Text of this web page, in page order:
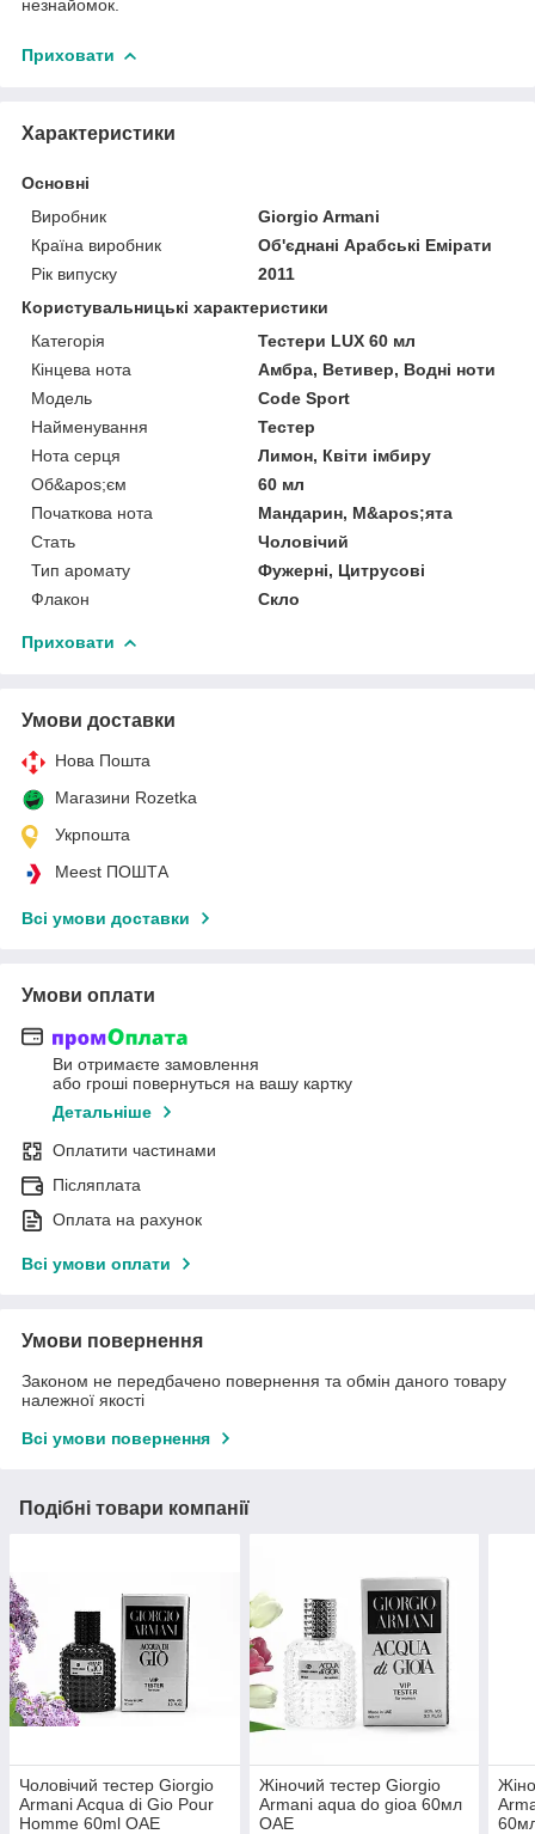
незнайомок.
Приховати
Характеристики
Основні
Виробник
Giorgio Armani
Країна виробник
Об'єднані Арабські Емірати
Рік випуску
2011
Користувальницькі характеристики
Категорія
Тестери LUX 60 мл
Кінцева нота
Амбра, Ветивер, Водні ноти
Мoдель
Code Sport
Найменування
Тестер
Нота серця
Лимон, Квіти імбиру
Об&apos;єм
60 мл
Початкова нота
Мандарин, М&apos;ята
Стать
Чоловічий
Тип аромату
Фужерні, Цитрусові
Флакон
Скло
Приховати
Умови доставки
Нова Пошта
Магазини Rozetka
Укрпошта
Meest ПОШТА
Всі умови доставки
Умови оплати
Ви отримаєте замовлення
або гроші повернуться на вашу картку
Детальніше
Оплатити частинами
Післяплата
Оплата на рахунок
Всі умови оплати
Умови повернення
Законом не передбачено повернення та обмін даного товару
належної якості
Всі умови повернення
Подібні товари компанії
Чоловічий тестер Giorgio
Armani Acqua di Gio Pour
Homme 60ml ОАЕ
Жіночий тестер Giorgio
Armani aqua do gioa 60мл
ОАЕ